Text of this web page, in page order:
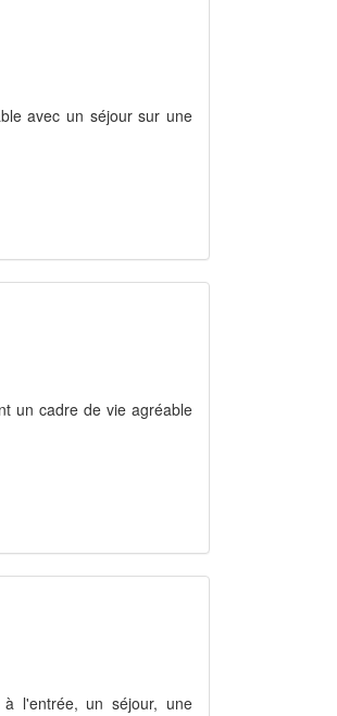
avec un séjour sur une
un cadre de vie agréable
l'entrée, un séjour, une